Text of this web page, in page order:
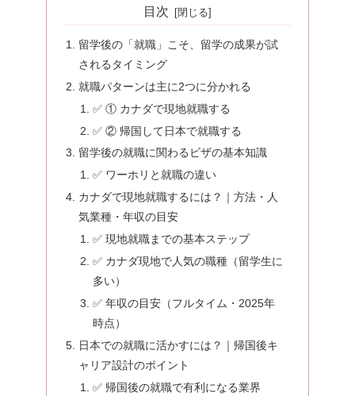
目次
留学後の「就職」こそ、留学の成果が試
されるタイミング
就職パターンは主に2つに分かれる
✅ ① カナダで現地就職する
✅ ② 帰国して日本で就職する
留学後の就職に関わるビザの基本知識
✅ ワーホリと就職の違い
カナダで現地就職するには？｜方法・人
気業種・年収の目安
✅ 現地就職までの基本ステップ
✅ カナダ現地で人気の職種（留学生に
多い）
✅ 年収の目安（フルタイム・2025年
時点）
日本での就職に活かすには？｜帰国後キ
ャリア設計のポイント
✅ 帰国後の就職で有利になる業界